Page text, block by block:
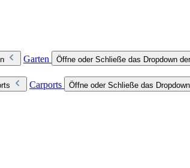
Garten Öffne oder Schließe das Dropdown
Carports Öffne oder Schließe das